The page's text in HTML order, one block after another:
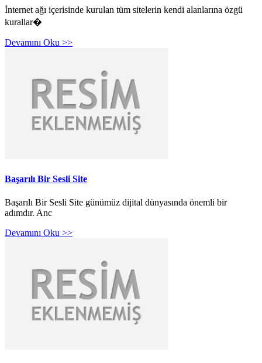
İnternet ağı içerisinde kurulan tüm sitelerin kendi alanlarına özgü
kurallar�
Devamını Oku >>
Başarılı Bir Sesli Site
Başarılı Bir Sesli Site günümüz dijital dünyasında önemli bir
adımdır. Anc
Devamını Oku >>